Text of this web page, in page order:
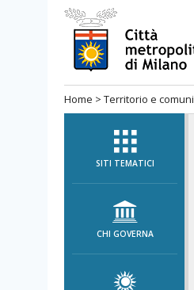
Salta
al
menù
navigazione
Salta
al
menù
navigazione
interna
Salta
Home > Territorio e comuni
SITI TEMATICI
CHI GOVERNA